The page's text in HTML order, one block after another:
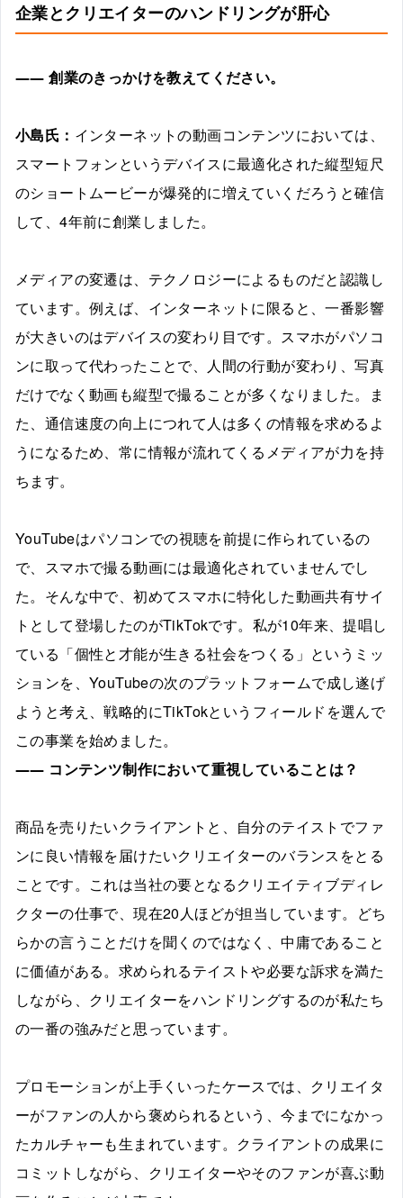
企業とクリエイターのハンドリングが肝心
――創業のきっかけを教えてください。
小島氏： インターネットの動画コンテンツにおいては、
スマートフォンというデバイスに最適化された縦型短尺
のショートムービーが爆発的に増えていくだろうと確信
して、4年前に創業しました。
メディアの変遷は、テクノロジーによるものだと認識し
ています。例えば、インターネットに限ると、一番影響
が大きいのはデバイスの変わり目です。スマホがパソコ
ンに取って代わったことで、人間の行動が変わり、写真
だけでなく動画も縦型で撮ることが多くなりました。ま
た、通信速度の向上につれて人は多くの情報を求めるよ
うになるため、常に情報が流れてくるメディアが力を持
ちます。
YouTubeはパソコンでの視聴を前提に作られているの
で、スマホで撮る動画には最適化されていませんでし
た。そんな中で、初めてスマホに特化した動画共有サイ
トとして登場したのがTikTokです。私が10年来、提唱し
ている「個性と才能が生きる社会をつくる」というミッ
ションを、YouTubeの次のプラットフォームで成し遂げ
ようと考え、戦略的にTikTokというフィールドを選んで
この事業を始めました。
―― コンテンツ制作において重視していることは？
商品を売りたいクライアントと、自分のテイストでファ
ンに良い情報を届けたいクリエイターのバランスをとる
ことです。これは当社の要となるクリエイティブディレ
クターの仕事で、現在20人ほどが担当しています。どち
らかの言うことだけを聞くのではなく、中庸であること
に価値がある。求められるテイストや必要な訴求を満た
しながら、クリエイターをハンドリングするのが私たち
の一番の強みだと思っています。
プロモーションが上手くいったケースでは、クリエイタ
ーがファンの人から褒められるという、今までになかっ
たカルチャーも生まれています。クライアントの成果に
コミットしながら、クリエイターやそのファンが喜ぶ動